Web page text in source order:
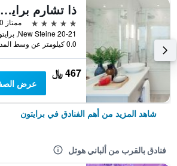
ذا تشارم برايتون بوتيك هوتل آند سبا
5 نجوم
ممتاز 9.0
0.0 كيلومتر عن وسط المدينة
467 ﷼
عرض
شاهد المزيد من أهم الفنادق في برايتون
فنادق بالقرب من ألباني هوتل